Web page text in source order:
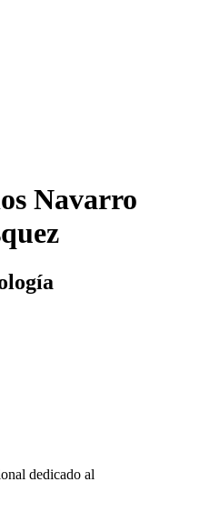
Navarro
dedicado al